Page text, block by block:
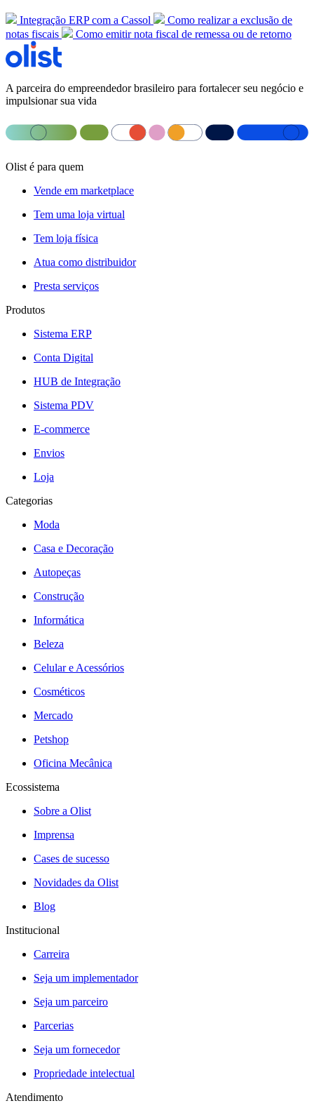
Integração ERP com a Cassol
Como realizar a exclusão de
notas fiscais
Como emitir nota fiscal de remessa ou de retorno
A parceira do empreendedor brasileiro para fortalecer seu negócio e
impulsionar sua vida
Olist é para quem
Vende em marketplace
Tem uma loja virtual
Tem loja física
Atua como distribuidor
Presta serviços
Produtos
Sistema ERP
Conta Digital
HUB de Integração
Sistema PDV
E-commerce
Envios
Loja
Categorias
Moda
Casa e Decoração
Autopeças
Construção
Informática
Beleza
Celular e Acessórios
Cosméticos
Mercado
Petshop
Oficina Mecânica
Ecossistema
Sobre a Olist
Imprensa
Cases de sucesso
Novidades da Olist
Blog
Institucional
Carreira
Seja um implementador
Seja um parceiro
Parcerias
Seja um fornecedor
Propriedade intelectual
Atendimento